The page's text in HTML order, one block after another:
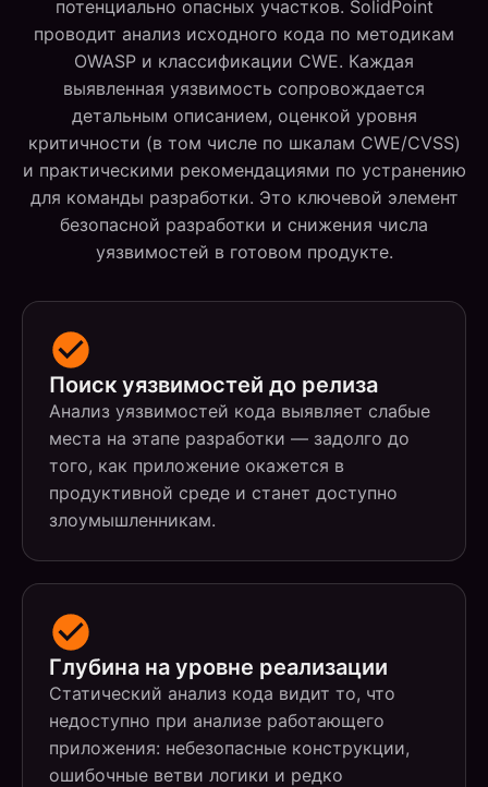
потенциально опасных участков. SolidPoint
проводит анализ исходного кода по методикам
OWASP и классификации CWE. Каждая
выявленная уязвимость сопровождается
детальным описанием, оценкой уровня
критичности (в том числе по шкалам CWE/CVSS)
и практическими рекомендациями по устранению
для команды разработки. Это ключевой элемент
безопасной разработки и снижения числа
уязвимостей в готовом продукте.
Поиск уязвимостей до релиза
Анализ уязвимостей кода выявляет слабые
места на этапе разработки — задолго до
того, как приложение окажется в
продуктивной среде и станет доступно
злоумышленникам.
Глубина на уровне реализации
Статический анализ кода видит то, что
недоступно при анализе работающего
приложения: небезопасные конструкции,
ошибочные ветви логики и редко